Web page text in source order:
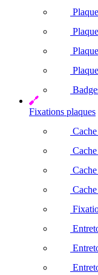
Fixations plaques